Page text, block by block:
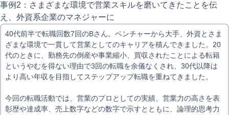
事例2：さまざまな環境で営業スキルを磨いてきたことを伝
え、外資系企業のマネジャーに
40代前半で転職回数7回のBさん。ベンチャーから大手、外資とさま
ざまな環境で一貫して営業としてのキャリアを積んできました。20
代のときに、勤務先の倒産や事業縮小、買収されたことによる転籍
というやむを得ない理由で3回の転職を余儀なくされ、30代以降は
より高い年収を目指してステップアップ転職を重ねてきました。
今回の転職活動では、営業のプロとしての実績、営業力の高さを表
彰歴や達成率、売上数字などの数字で示すとともに、論理的思考力